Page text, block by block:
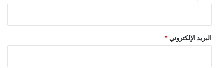
البريد الإلكتروني*